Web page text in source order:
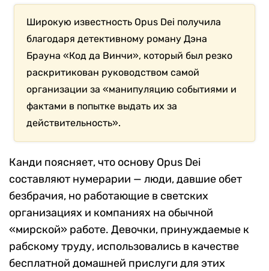
Широкую известность Opus Dei получила
благодаря детективному роману Дэна
Брауна «Код да Винчи», который был резко
раскритикован руководством самой
организации за «манипуляцию событиями и
фактами в попытке выдать их за
действительность».
Канди поясняет, что основу Opus Dei
составляют нумерарии — люди, давшие обет
безбрачия, но работающие в светских
организациях и компаниях на обычной
«мирской» работе. Девочки, принуждаемые к
рабскому труду, использовались в качестве
бесплатной домашней прислуги для этих